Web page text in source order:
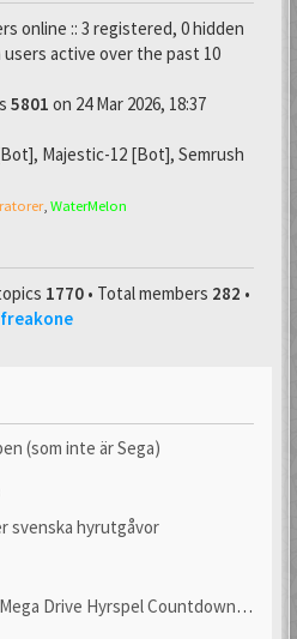
online :: 3 registered, 0 hidden
users active over the past 10
5801 on 24 Mar 2026, 18:37
, Majestic-12 [Bot], Semrush
, WaterMelon
1770 • Total members 282 •
(som inte är Sega)
svenska hyrutgåvor
Drive Hyrspel Countdown Tråd!